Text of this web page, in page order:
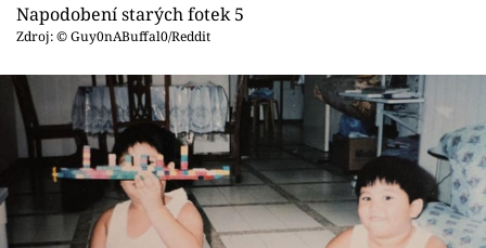
Napodobení starých fotek 5
Zdroj: © Guy0nABuffal0/Reddit